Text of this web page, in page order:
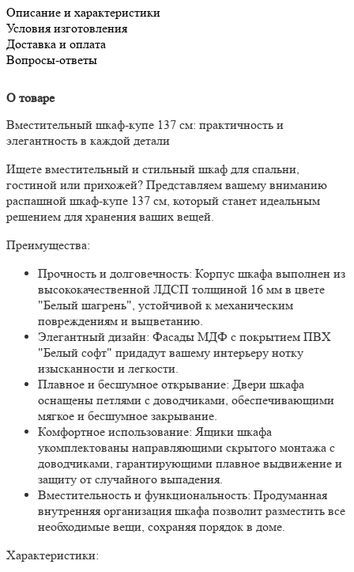
Описание и характеристики
Условия изготовления
Доставка и оплата
Вопросы-ответы
О товаре
Вместительный шкаф-купе 137 см: практичность и
элегантность в каждой детали
Ищете вместительный и стильный шкаф для спальни,
гостиной или прихожей? Представляем вашему вниманию
распашной шкаф-купе 137 см, который станет идеальным
решением для хранения ваших вещей.
Преимущества:
Прочность и долговечность: Корпус шкафа выполнен из
высококачественной ЛДСП толщиной 16 мм в цвете
"Белый шагрень", устойчивой к механическим
повреждениям и выцветанию.
Элегантный дизайн: Фасады МДФ с покрытием ПВХ
"Белый софт" придадут вашему интерьеру нотку
изысканности и легкости.
Плавное и бесшумное открывание: Двери шкафа
оснащены петлями с доводчиками, обеспечивающими
мягкое и бесшумное закрывание.
Комфортное использование: Ящики шкафа
укомплектованы направляющими скрытого монтажа с
доводчиками, гарантирующими плавное выдвижение и
защиту от случайного выпадения.
Вместительность и функциональность: Продуманная
внутренняя организация шкафа позволит разместить все
необходимые вещи, сохраняя порядок в доме.
Характеристики: